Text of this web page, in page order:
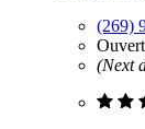
(269)
(Next